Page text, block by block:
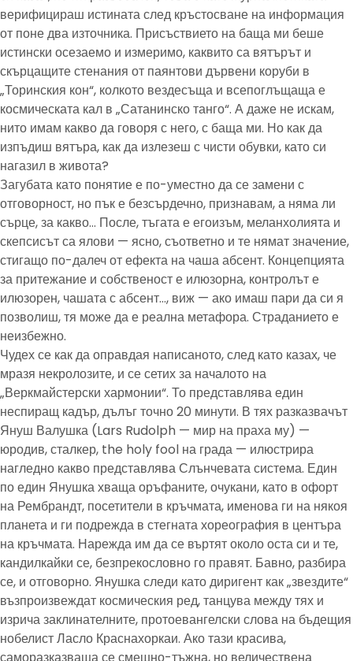
верифицираш истината след кръстосване на информация
от поне два източника. Присъствието на баща ми беше
истински осезаемо и измеримо, каквито са вятърът и
скърцащите стенания от паянтови дървени коруби в
„Торинския кон“, колкото вездесъща и всепоглъщаща е
космическата кал в „Сатанинско танго“. А даже не искам,
нито имам какво да говоря с него, с баща ми. Но как да
изпъдиш вятъра, как да излезеш с чисти обувки, като си
нагазил в живота?
Загубата като понятие е по-уместно да се замени с
отговорност, но пък е безсърдечно, признавам, а няма ли
сърце, за какво… После, тъгата е егоизъм, меланхолията и
скепсисът са ялови — ясно, съответно и те нямат значение,
стигащо по-далеч от ефекта на чаша абсент. Концепцията
за притежание и собственост е илюзорна, контролът е
илюзорен, чашата с абсент…, виж — ако имаш пари да си я
позволиш, тя може да е реална метафора. Страданието е
неизбежно.
Чудех се как да оправдая написаното, след като казах, че
мразя некролозите, и се сетих за началото на
„Веркмайстерски хармонии“. То представлява един
неспиращ кадър, дълъг точно 20 минути. В тях разказвачът
Януш Валушка (Lars Rudolph — мир на праха му) —
юродив, сталкер, the holy fool на града — илюстрира
нагледно какво представлява Слънчевата система. Един
по един Янушка хваща оръфаните, очукани, като в офорт
на Рембрандт, посетители в кръчмата, именова ги на някоя
планета и ги подрежда в стегната хореография в центъра
на кръчмата. Нарежда им да се въртят около оста си и те,
кандилкайки се, безпрекословно го правят. Бавно, разбира
се, и отговорно. Янушка следи като диригент как „звездите“
възпроизвеждат космическия ред, танцува между тях и
изрича заклинателните, протоевангелски слова на бъдещия
нобелист Ласло Краснахоркаи. Ако тази красива,